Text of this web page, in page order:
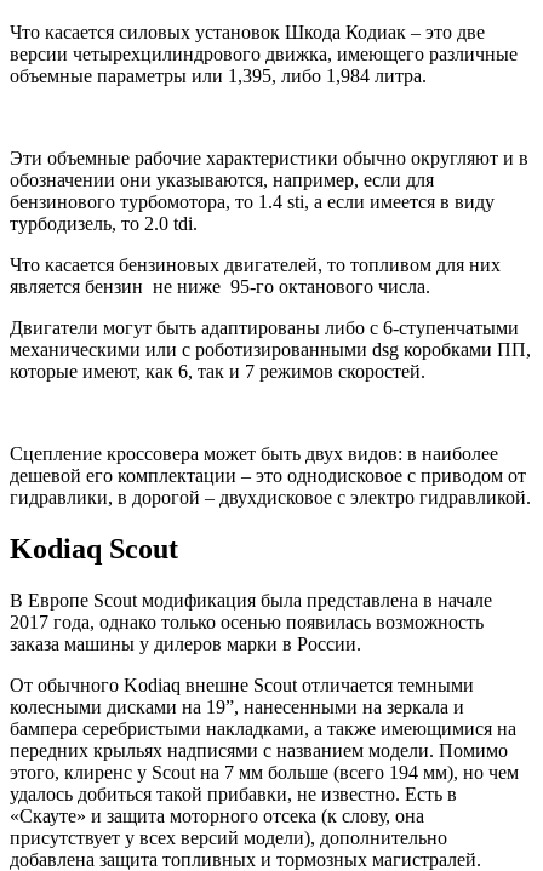
Что касается силовых установок Шкода Кодиак – это две
версии четырехцилиндрового движка, имеющего различные
объемные параметры или 1,395, либо 1,984 литра.
Эти объемные рабочие характеристики обычно округляют и в
обозначении они указываются, например, если для
бензинового турбомотора, то 1.4 sti, а если имеется в виду
турбодизель, то 2.0 tdi.
Что касается бензиновых двигателей, то топливом для них
является бензин не ниже 95-го октанового числа.
Двигатели могут быть адаптированы либо с 6-ступенчатыми
механическими или с роботизированными dsg коробками ПП,
которые имеют, как 6, так и 7 режимов скоростей.
Сцепление кроссовера может быть двух видов: в наиболее
дешевой его комплектации – это однодисковое с приводом от
гидравлики, в дорогой – двухдисковое с электро гидравликой.
Kodiaq Scout
В Европе Scout модификация была представлена в начале
2017 года, однако только осенью появилась возможность
заказа машины у дилеров марки в России.
От обычного Kodiaq внешне Scout отличается темными
колесными дисками на 19”, нанесенными на зеркала и
бампера серебристыми накладками, а также имеющимися на
передних крыльях надписями с названием модели. Помимо
этого, клиренс у Scout на 7 мм больше (всего 194 мм), но чем
удалось добиться такой прибавки, не известно. Есть в
«Скауте» и защита моторного отсека (к слову, она
присутствует у всех версий модели), дополнительно
добавлена защита топливных и тормозных магистралей.